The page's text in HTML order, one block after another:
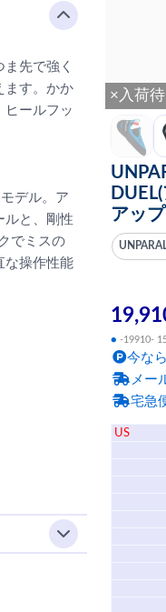
×入荷
アッ
● -19910-
今なら
メー
宅急
US
先で強く
ます。かか
ヒールフッ
デル。ア
ルと、剛性
でミスの
な操作性能